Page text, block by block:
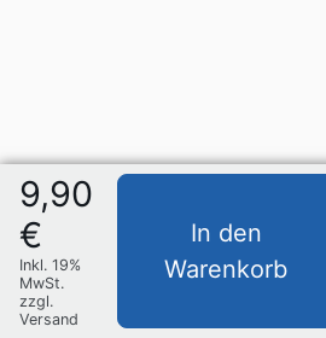
9,90
€
Inkl. 19%
MwSt.
zzgl.
Versand
In den
Warenkorb